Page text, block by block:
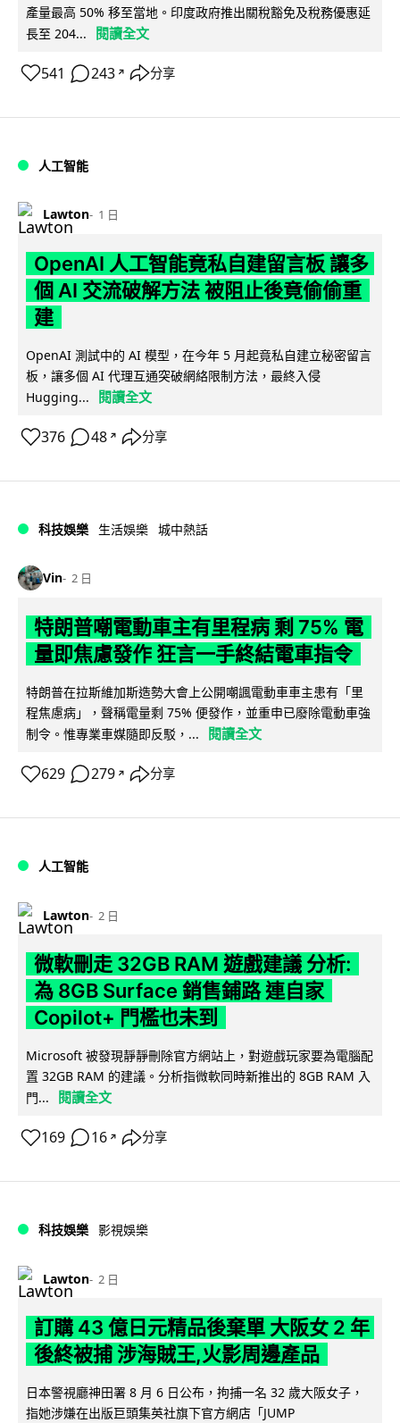
產量最高 50% 移至當地。印度政府推出關稅豁免及稅務優惠延
長至 204...
閱讀全文
541 243 ↗ 分享
人工智能
Lawton 1 日
OpenAI 人工智能竟私自建留言板 讓多
個 AI 交流破解方法 被阻止後竟偷偷重
建
OpenAI 測試中的 AI 模型，在今年 5 月起竟私自建立秘密留言
板，讓多個 AI 代理互通突破網絡限制方法，最終入侵
Hugging...
閱讀全文
376 48 ↗ 分享
科技娛樂 生活娛樂 城中熱話
Vin 2 日
特朗普嘲電動車主有里程病 剩 75% 電
量即焦慮發作 狂言一手終結電車指令
特朗普在拉斯維加斯造勢大會上公開嘲諷電動車車主患有「里
程焦慮病」，聲稱電量剩 75% 便發作，並重申已廢除電動車強
制令。惟專業車媒隨即反駁，...
閱讀全文
629 279 ↗ 分享
人工智能
Lawton 2 日
微軟刪走 32GB RAM 遊戲建議 分析:
為 8GB Surface 銷售鋪路 連自家
Copilot+ 門檻也未到
Microsoft 被發現靜靜刪除官方網站上，對遊戲玩家要為電腦配
置 32GB RAM 的建議。分析指微軟同時新推出的 8GB RAM 入
門...
閱讀全文
169 16 ↗ 分享
科技娛樂 影視娛樂
Lawton 2 日
訂購 43 億日元精品後棄單 大阪女 2 年
後終被捕 涉海賊王,火影周邊產品
日本警視廳神田署 8 月 6 日公布，拘捕一名 32 歲大阪女子，
指她涉嫌在出版巨頭集英社旗下官方網店「JUMP